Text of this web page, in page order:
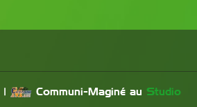
Communi-Maginé au Studio